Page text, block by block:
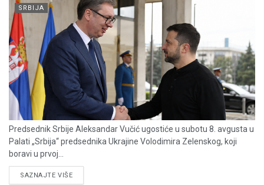
SRBIJA
Predsednik Srbije Aleksandar Vučić ugostiće u subotu 8. avgusta u
Palati „Srbija“ predsednika Ukrajine Volodimira Zelenskog, koji
boravi u prvoj...
SAZNAJTE VIŠEDETAILS